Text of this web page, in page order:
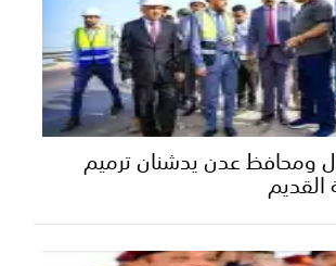
ومحافظ عدن يدشنان ترميم
القديم